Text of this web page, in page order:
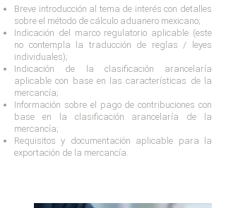
Breve introducción al tema de interés con detalles
sobre el método de cálculo aduanero mexicano;
Indicación del marco regulatorio aplicable (este
no contempla la traducción de reglas / leyes
individuales);
Indicación de la clasificación arancelaría
aplicable con base en las características de la
mercancía;
Información sobre el pago de contribuciones con
base en la clasificación arancelaría de la
mercancía;
Requisitos y documentación aplicable para la
exportación de la mercancía.